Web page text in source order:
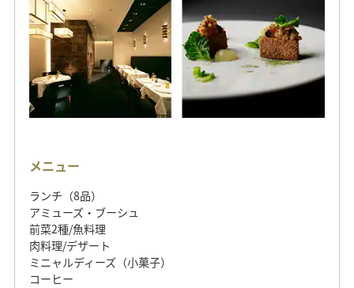
メニュー
ランチ（8品）
アミューズ・ブーシュ
前菜2種/魚料理
肉料理/デザート
ミニャルディーズ（小菓子）
コーヒー